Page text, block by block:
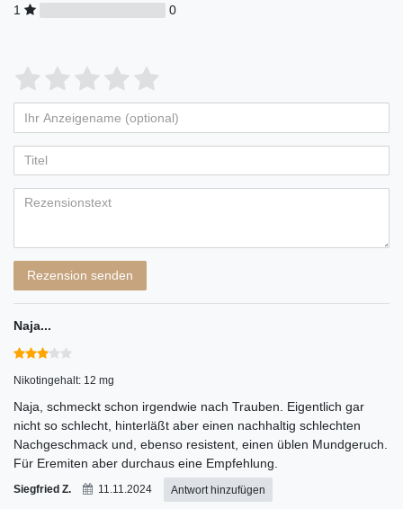
1
0
Bewertungssterne
von
5
Bewertungssternen
4
von
5
Bewertungssternen
3
von
5
Bewertungssternen
2
von
5
Bewertungssternen
1
von
5
Bewertungssternen
Anzeigename
(optional)
Rezension senden
Naja...
Nikotingehalt: 12 mg
Naja, schmeckt schon irgendwie nach Trauben. Eigentlich gar
nicht so schlecht, hinterläßt aber einen nachhaltig schlechten
Nachgeschmack und, ebenso resistent, einen üblen Mundgeruch.
Für Eremiten aber durchaus eine Empfehlung.
Siegfried Z. 11.11.2024 Antwort hinzufügen